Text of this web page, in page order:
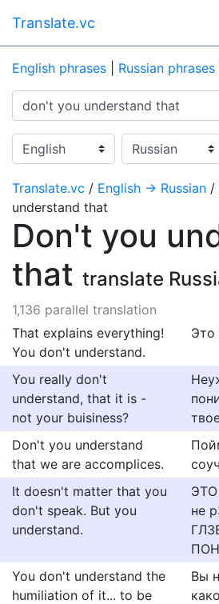
Translate.vc
English phrases Russian phrases
Translate.vc / English → Russian /
understand that
Don't you
that translate
1,136 parallel translation
That explains everything!
You don't understand.
Этo
You really don't
understand, that it is -
not your buisiness?
Don't you understand
that we are accomplices.
It doesn't matter that you
don't speak. But you
understand.
не
You don't understand the
humiliation of it... to be
Вы